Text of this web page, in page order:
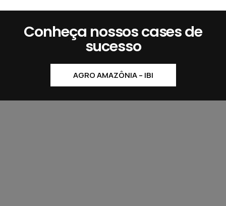
Conheça nossos cases de
sucesso
AGRO AMAZÔNIA – IBI